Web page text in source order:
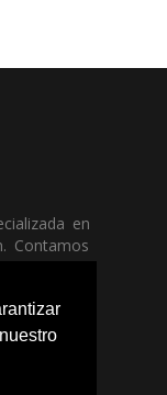
en
Contamos
para
no dude